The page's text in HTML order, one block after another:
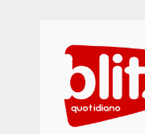
content